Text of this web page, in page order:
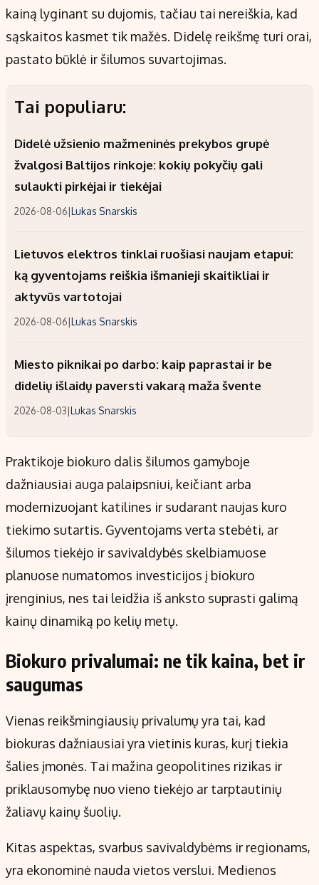
kainą lyginant su dujomis, tačiau tai nereiškia, kad
sąskaitos kasmet tik mažės. Didelę reikšmę turi orai,
pastato būklė ir šilumos suvartojimas.
Tai populiaru:
Didelė užsienio mažmeninės prekybos grupė
žvalgosi Baltijos rinkoje: kokių pokyčių gali
sulaukti pirkėjai ir tiekėjai
2026-08-06|Lukas Snarskis
Lietuvos elektros tinklai ruošiasi naujam etapui:
ką gyventojams reiškia išmanieji skaitikliai ir
aktyvūs vartotojai
2026-08-06|Lukas Snarskis
Miesto piknikai po darbo: kaip paprastai ir be
didelių išlaidų paversti vakarą maža švente
2026-08-03|Lukas Snarskis
Praktikoje biokuro dalis šilumos gamyboje
dažniausiai auga palaipsniui, keičiant arba
modernizuojant katilines ir sudarant naujas kuro
tiekimo sutartis. Gyventojams verta stebėti, ar
šilumos tiekėjo ir savivaldybės skelbiamuose
planuose numatomos investicijos į biokuro
įrenginius, nes tai leidžia iš anksto suprasti galimą
kainų dinamiką po kelių metų.
Biokuro privalumai: ne tik kaina, bet ir
saugumas
Vienas reikšmingiausių privalumų yra tai, kad
biokuras dažniausiai yra vietinis kuras, kurį tiekia
šalies įmonės. Tai mažina geopolitines rizikas ir
priklausomybę nuo vieno tiekėjo ar tarptautinių
žaliavų kainų šuolių.
Kitas aspektas, svarbus savivaldybėms ir regionams,
yra ekonominė nauda vietos verslui. Medienos